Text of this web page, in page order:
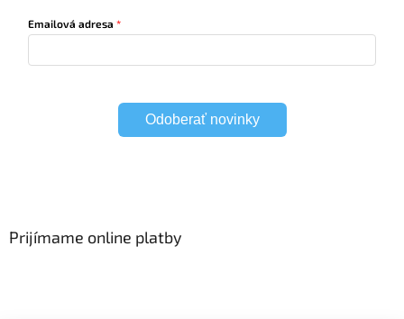
Emailová adresa
Odoberať novinky
Prijímame online platby